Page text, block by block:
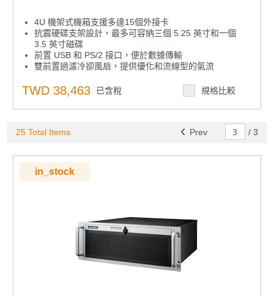
4U 機架式機箱支援多達15個外接卡
抗震硬碟支架設計，最多可容納三個 5.25 英寸和一個
3.5 英寸磁碟
前置 USB 和 PS/2 接口，便於數據傳輸
雙前置過濾冷卻風扇，提供優化和流線型的氣流
可上鎖可防止未經授權進入
支援單PS/2 和備援ATX 電源
TWD 38,463 已含稅 規格比較
25 Total Items Prev / 3
in_stock